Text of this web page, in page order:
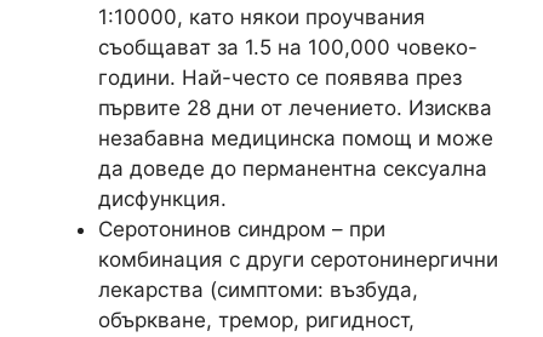
1:10000, като някои проучвания
съобщават за 1.5 на 100,000 човеко-
години. Най-често се появява през
първите 28 дни от лечението. Изисква
незабавна медицинска помощ и може
да доведе до перманентна сексуална
дисфункция.
Серотонинов синдром – при
комбинация с други серотонинергични
лекарства (симптоми: възбуда,
объркване, тремор, ригидност,